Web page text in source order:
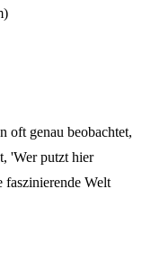
oft genau beobachtet,
'Wer putzt hier
Welt